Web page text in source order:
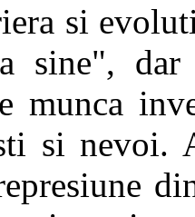
si
sine", dar
munca
si nevoi.